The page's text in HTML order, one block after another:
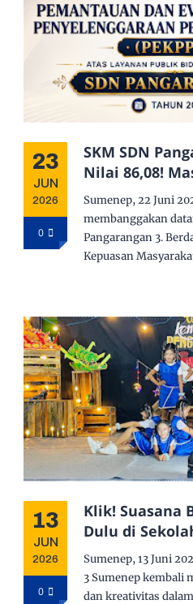
23
JUN
2026
0
SKM SDN
Nilai 86,08!
dengan
Keramahan
Utama
Sumenep, 22 Juni
membanggakan
Pangarangan 3.
Kepuasan
13
JUN
2026
0
Klik! Suasana
Dulu di
Kelas 6 SDN
Bikin Haru
Sumenep, 13 Juni
3 Sumenep kembali
dan kreativitas